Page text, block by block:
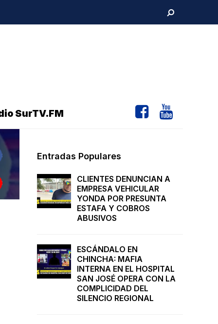
SurTV.FM
Entradas Populares
CLIENTES DENUNCIAN A
EMPRESA VEHICULAR
YONDA POR PRESUNTA
ESTAFA Y COBROS
ABUSIVOS
ESCÁNDALO EN
CHINCHA: MAFIA
INTERNA EN EL HOSPITAL
SAN JOSÉ OPERA CON LA
COMPLICIDAD DEL
SILENCIO REGIONAL